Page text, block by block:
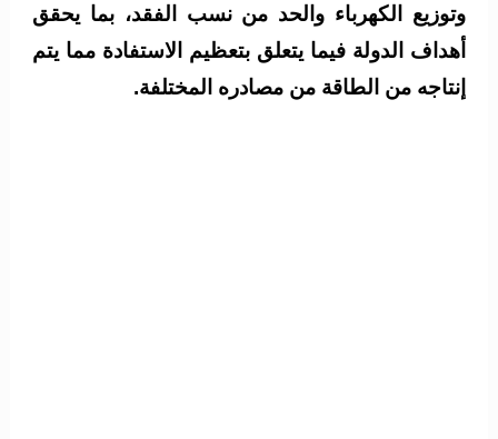
وتوزيع الكهرباء والحد من نسب الفقد، بما يحقق
أهداف الدولة فيما يتعلق بتعظيم الاستفادة مما يتم
إنتاجه من الطاقة من مصادره المختلفة.